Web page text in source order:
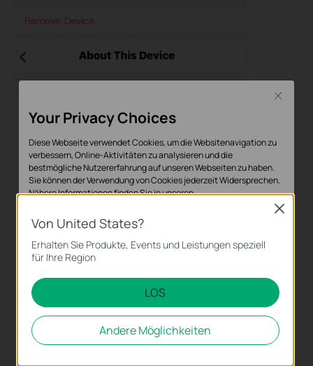
Von United States?
Erhalten Sie Produkte, Events und Leistungen speziell
für Ihre Region
LOS
Andere Möglichkeiten
Close
Your Privacy Choices
Diese Webseite verwendet Cookies, um die Websitenavigation zu
verbessern, Online-Aktivitäten zu analysieren und die
bestmögliche Nutzererfahrung auf unseren Webseiten zu haben.
Sie können der Verwendung von Cookies jederzeit Widersprechen.
Nähere Informationen finden Sie in unseren
Diese Cookies sind zur Funktion der Website erforderlich und
Analyse- und Marketing-Cookies
Analyse-Cookies ermöglichen es uns, Ihre Aktivitäten auf unserer
Website zu analysieren, um die Funktionsweise unserer Website zu
verbessern und anzupassen.
Close